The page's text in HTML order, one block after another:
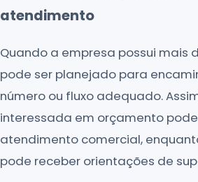
atendimento
Quando a empresa possui mais
pode ser planejado para
número ou fluxo adequado.
interessada em orçamento
atendimento comercial,
pode receber orientações de